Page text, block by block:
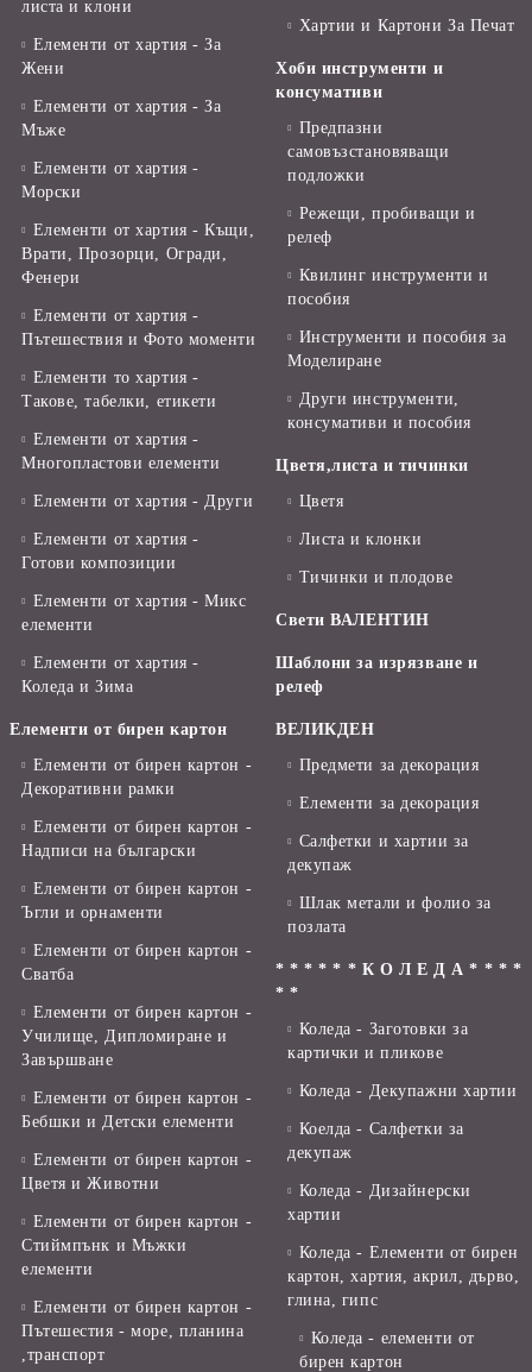
листа и клони
Елементи от хартия - За
Жени
Елементи от хартия - За
Мъже
Елементи от хартия -
Морски
Елементи от хартия - Къщи,
Врати, Прозорци, Огради,
Фенери
Елементи от хартия -
Пътешествия и Фото моменти
Елементи то хартия -
Такове, табелки, етикети
Елементи от хартия -
Многопластови елементи
Елементи от хартия - Други
Елементи от хартия -
Готови композиции
Елементи от хартия - Микс
елементи
Елементи от хартия -
Коледа и Зима
Елементи от бирен картон
Елементи от бирен картон -
Декоративни рамки
Елементи от бирен картон -
Надписи на български
Елементи от бирен картон -
Ъгли и орнаменти
Елементи от бирен картон -
Сватба
Елементи от бирен картон -
Училище, Дипломиране и
Завършване
Елементи от бирен картон -
Бебшки и Детски елементи
Елементи от бирен картон -
Цветя и Животни
Елементи от бирен картон -
Стиймпънк и Мъжки
елементи
Елементи от бирен картон -
Пътешестия - море, планина
,транспорт
Хартии и Картони За Печат
Хоби инструменти и
консумативи
Предпазни
самовъзстановяващи
подложки
Режещи, пробиващи и
релеф
Квилинг инструменти и
пособия
Инструменти и пособия за
Моделиране
Други инструменти,
консумативи и пособия
Цветя,листа и тичинки
Цветя
Листа и клонки
Тичинки и плодове
Свети ВАЛЕНТИН
Шаблони за изрязване и
релеф
ВЕЛИКДЕН
Предмети за декорация
Елементи за декорация
Салфетки и хартии за
декупаж
Шлак метали и фолио за
позлата
* * * * * * К О Л Е Д А * * * *
* *
Коледа - Заготовки за
картички и пликове
Коледа - Декупажни хартии
Коелда - Салфетки за
декупаж
Коледа - Дизайнерски
хартии
Коледа - Eлементи от бирен
картон, хартия, акрил, дърво,
глина, гипс
Коледа - елементи от
бирен картон